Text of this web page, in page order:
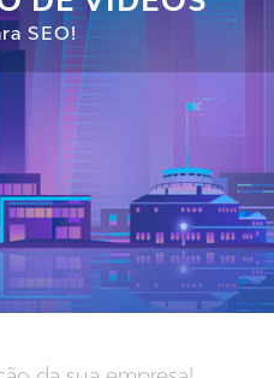
SEO!